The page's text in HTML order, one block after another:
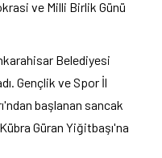
ve Milli Birlik Günü
Belediyesi
Gençlik ve Spor İl
başlanan sancak
Güran Yiğitbaşı'na